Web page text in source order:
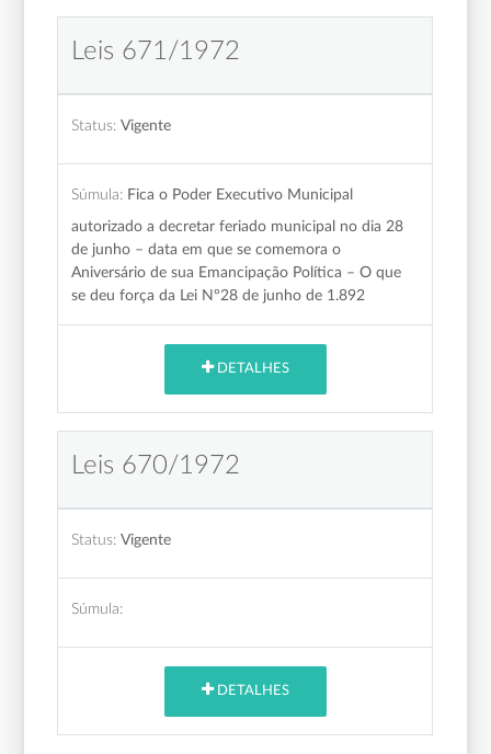
Leis 671/1972
Status: Vigente
Súmula: Fica o Poder Executivo Municipal
autorizado a decretar feriado municipal no dia 28
de junho – data em que se comemora o
Aniversário de sua Emancipação Política – O que
se deu força da Lei Nº28 de junho de 1.892
DETALHES
Leis 670/1972
Status: Vigente
Súmula:
DETALHES